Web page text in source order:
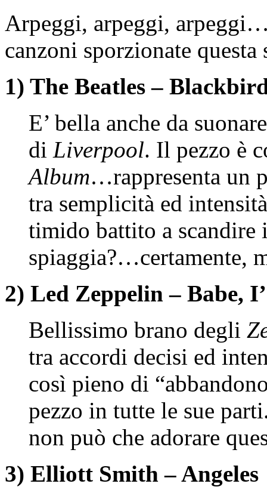
Arpeggi, arpeggi,
canzoni sporzionate questa
1) The Beatles –
E’ bella anche da
di Liverpool. Il pezzo è
Album…rappresenta un
tra semplicità ed
timido battito a
spiaggia?…certamente,
2) Led Zeppelin – Babe,
Bellissimo brano degli
tra accordi decisi ed
così pieno di
pezzo in tutte le sue
non può che adorare
3) Elliott Smith – Angeles